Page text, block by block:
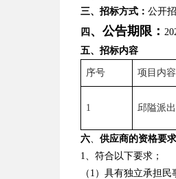
三、招标方式： 公开
四 、公告期限：
五、 招标内容
序号 项目内容
1 邱隘派
六、 供应商的资格要求
1、符合以下要求；
（ 1 ）具有独立承担民